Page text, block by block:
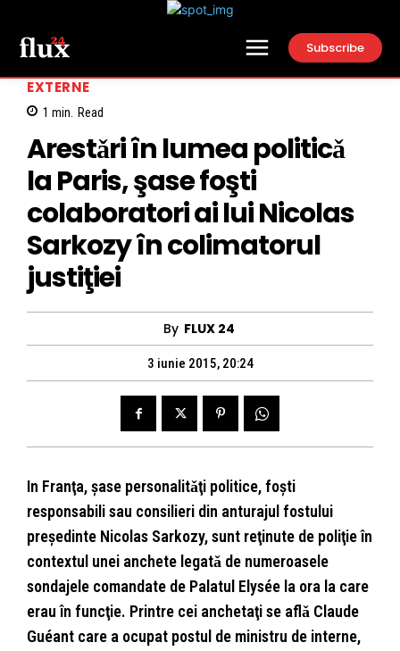
Subscribe
EXTERNE
1 min. Read
Arestǎri în lumea politicǎ
la Paris, şase foşti
colaboratori ai lui Nicolas
Sarkozy în colimatorul
justiţiei
By FLUX 24
3 iunie 2015, 20:24
In Franţa, şase personalitǎţi politice, foşti
responsabili sau consilieri din anturajul fostului
preşedinte Nicolas Sarkozy, sunt reţinute de poliţie în
contextul unei anchete legatǎ de numeroasele
sondajele comandate de Palatul Elysée la ora la care
erau în funcţie. Printre cei anchetaţi se aflǎ Claude
Guéant care a ocupat postul de ministru de interne,